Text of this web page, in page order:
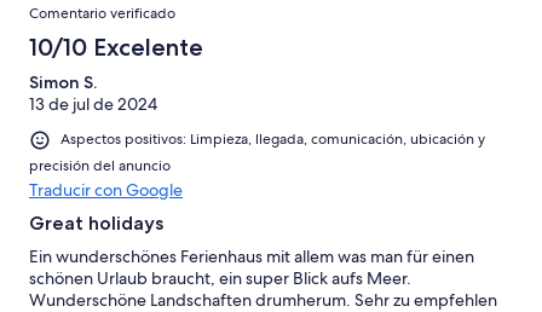
Comentario verificado
10/10 Excelente
Simon S.
13 de jul de 2024
Aspectos positivos: Limpieza, llegada, comunicación, ubicación y
precisión del anuncio
Traducir con Google
Great holidays
Ein wunderschönes Ferienhaus mit allem was man für einen
schönen Urlaub braucht, ein super Blick aufs Meer.
Wunderschöne Landschaften drumherum. Sehr zu empfehlen